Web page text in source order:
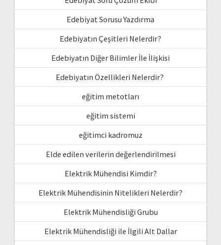
Edebiyat Sorusu Yazdırma
Edebiyatın Çeşitleri Nelerdir?
Edebiyatın Diğer Bilimler İle İlişkisi
Edebiyatın Özellikleri Nelerdir?
eğitim metotları
eğitim sistemi
eğitimci kadromuz
Elde edilen verilerin değerlendirilmesi
Elektrik Mühendisi Kimdir?
Elektrik Mühendisinin Nitelikleri Nelerdir?
Elektrik Mühendisliği Grubu
Elektrik Mühendisliği ile İlgili Alt Dallar